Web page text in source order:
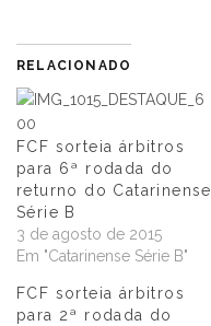
RELACIONADO
FCF sorteia árbitros
para 6ª rodada do
returno do Catarinense
Série B
3 de agosto de 2015
Em "Catarinense Série B"
FCF sorteia árbitros
para 2ª rodada do